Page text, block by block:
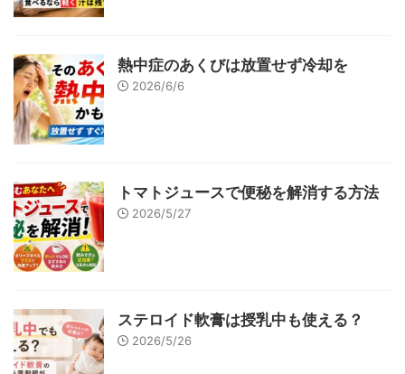
熱中症のあくびは放置せず冷却を
2026/6/6
トマトジュースで便秘を解消する方法
2026/5/27
ステロイド軟膏は授乳中も使える？
2026/5/26